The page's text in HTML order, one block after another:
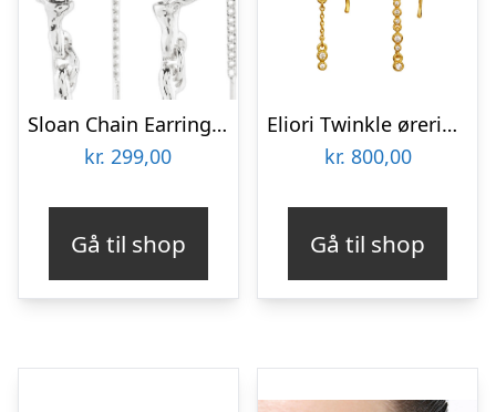
Sloan Chain Earrings Silverplated
kr. 299,00
Gå til shop
Eliori Twinkle øreringe – forgyldt
kr. 800,00
Gå til shop